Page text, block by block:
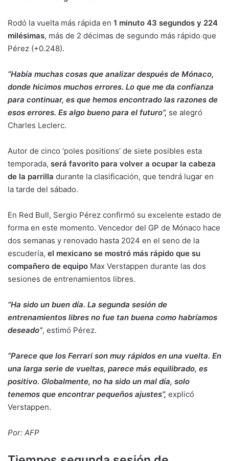
Rodó la vuelta más rápida en 1 minuto 43 segundos y 224
milésimas, más de 2 décimas de segundo más rápido que
Pérez (+0.248).
“Había muchas cosas que analizar después de Mónaco,
donde hicimos muchos errores. Lo que me da confianza
para continuar, es que hemos encontrado las razones de
esos errores. Es algo bueno para el futuro”, se alegró
Charles Leclerc.
Autor de cinco ‘poles positions’ de siete posibles esta
temporada, será favorito para volver a ocupar la cabeza
de la parrilla durante la clasificación, que tendrá lugar en
la tarde del sábado.
En Red Bull, Sergio Pérez confirmó su excelente estado de
forma en este momento. Vencedor del GP de Mónaco hace
dos semanas y renovado hasta 2024 en el seno de la
escudería, el mexicano se mostró más rápido que su
compañero de equipo Max Verstappen durante las dos
sesiones de entrenamientos libres.
“Ha sido un buen día. La segunda sesión de
entrenamientos libres no fue tan buena como habríamos
deseado”, estimó Pérez.
“Parece que los Ferrari son muy rápidos en una vuelta. En
una larga serie de vueltas, parece más equilibrado, es
positivo. Globalmente, no ha sido un mal día, solo
tenemos que encontrar pequeños ajustes”, explicó
Verstappen.
Por: AFP